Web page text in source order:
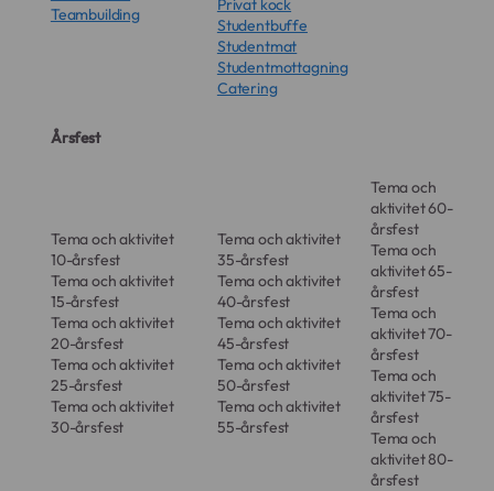
Vissa råvaror kräver "last-minute"-
hantering för att vara perfekta.
Vår kock ser till att sältan, krispigheten
och uppläggningen är på topp vid exakt
Medan vår kock leder köksarbetet så kan
du fokusera 100 % på dina gäster eller dina
affärspartners.
Anpassad gastronomi:
Har du gäster med specifika önskemål på
plats?
En kock på plats kan göra justeringar i
realtid med en expertis som en
färdigpackad låda aldrig kan match
Teambuilding
Studentbuffe
Studentmat
Studentmottagning
Catering
Årsfest
Tema och aktivitet
10-årsfest
Tema och aktivitet
15-årsfest
Tema och aktivitet
20-årsfest
Tema och aktivitet
25-årsfest
Tema och aktivitet
30-årsfest
Tema och aktivitet
35-årsfest
Tema och aktivitet
40-årsfest
Tema och aktivitet
45-årsfest
Tema och aktivitet
50-årsfest
Tema och aktivitet
55-årsfest
Tema och
aktivitet 60-
årsfest
Tema och
aktivitet 65-
årsfest
Tema och
aktivitet 70-
årsfest
Tema och
aktivitet 75-
årsfest
Tema och
aktivitet 80-
årsfest